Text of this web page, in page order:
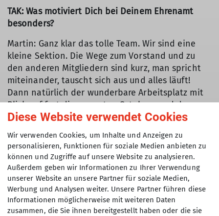
TAK: Was motiviert Dich bei Deinem Ehrenamt
besonders?
Martin: Ganz klar das tolle Team. Wir sind eine
kleine Sektion. Die Wege zum Vorstand und zu
den anderen Mitgliedern sind kurz, man spricht
miteinander, tauscht sich aus und alles läuft!
Dann natürlich der wunderbare Arbeitsplatz mit
Blick auf fast die gesamten Ostalpen und den
Wilden Kaiser. Und auch ein bisschen die
Tradition. Vor mir haben andere Mitglieder die
Gruttenhütte gebaut und Stein um Stein
hochgeschleppt. Andere Hüttenwarte haben sie
in Schuss gehalten. Man steht auf vielen
Schultern und kann etwas an die Zukunft
weitergeben!
Diese Website verwendet Cookies
Wir verwenden Cookies, um Inhalte und Anzeigen zu
personalisieren, Funktionen für soziale Medien anbieten zu
können und Zugriffe auf unsere Website zu analysieren.
Außerdem geben wir Informationen zu Ihrer Verwendung
unserer Website an unsere Partner für soziale Medien,
Werbung und Analysen weiter. Unsere Partner führen diese
Informationen möglicherweise mit weiteren Daten
zusammen, die Sie ihnen bereitgestellt haben oder die sie